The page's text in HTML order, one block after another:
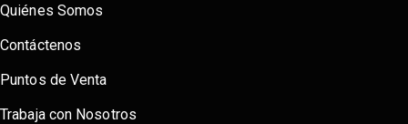
Quiénes Somos
Contáctenos
Puntos de Venta
Trabaja con Nosotros